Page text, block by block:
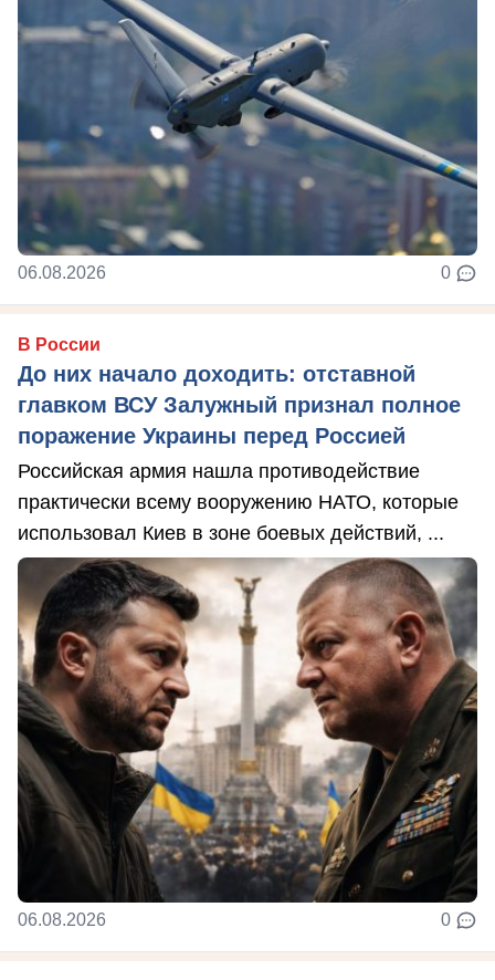
06.08.2026 0
В России
До них начало доходить: отставной
главком ВСУ Залужный признал полное
поражение Украины перед Россией
Российская армия нашла противодействие
практически всему вооружению НАТО, которые
использовал Киев в зоне боевых действий, ...
06.08.2026 0